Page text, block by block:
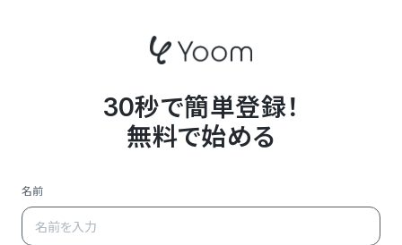
30秒で簡単登録！
無料で始める
名前